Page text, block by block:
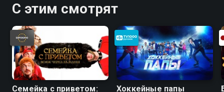
С этим смотрят
Семейка с приветом:
Хоккейные папы